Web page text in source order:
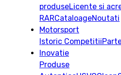
produseLicente si
RARCataloageNoutati
Motorsport
Istoric Competitii
Inovatie
Produse